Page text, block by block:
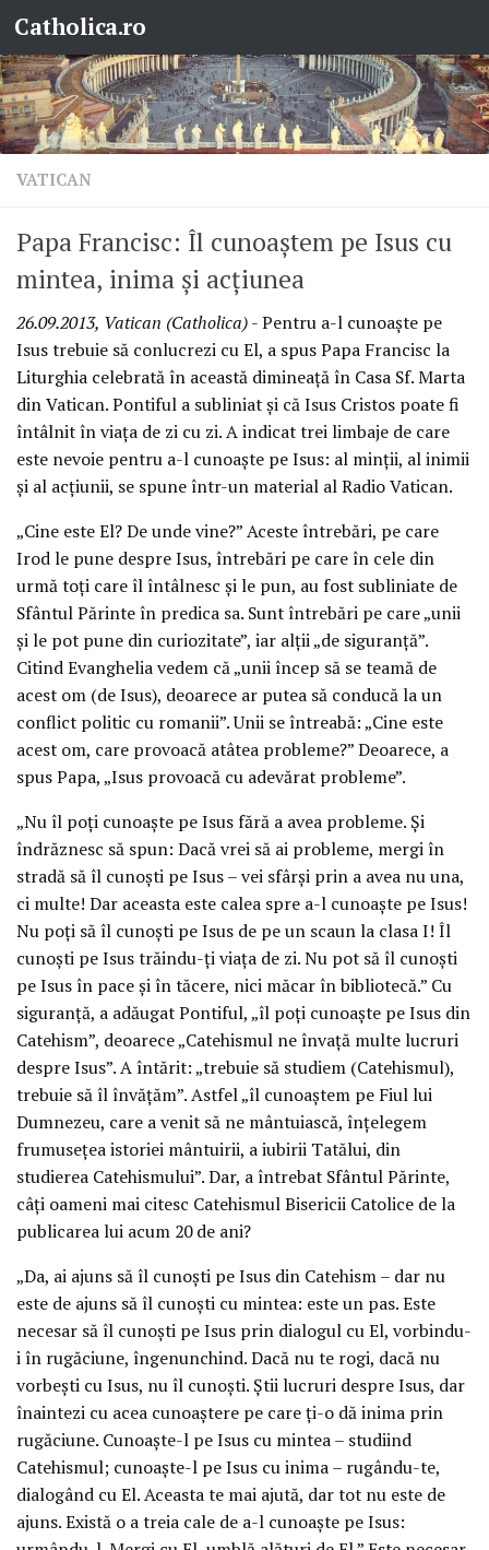
Skip to content
Catholica.ro
VATICAN
Papa Francisc: Îl cunoaştem pe Isus cu
mintea, inima şi acţiunea
26.09.2013, Vatican (Catholica)- Pentru a-l cunoaşte pe
Isus trebuie să conlucrezi cu El, a spus Papa Francisc la
Liturghia celebrată în această dimineaţă în Casa Sf. Marta
din Vatican. Pontiful a subliniat şi că Isus Cristos poate fi
întâlnit în viaţa de zi cu zi. A indicat trei limbaje de care
este nevoie pentru a-l cunoaşte pe Isus: al minţii, al inimii
şi al acţiunii, se spune într-un material al Radio Vatican.
„Cine este El? De unde vine?” Aceste întrebări, pe care
Irod le pune despre Isus, întrebări pe care în cele din
urmă toţi care îl întâlnesc şi le pun, au fost subliniate de
Sfântul Părinte în predica sa. Sunt întrebări pe care „unii
şi le pot pune din curiozitate”, iar alţii „de siguranţă”.
Citind Evanghelia vedem că „unii încep să se teamă de
acest om (de Isus), deoarece ar putea să conducă la un
conflict politic cu romanii”. Unii se întreabă: „Cine este
acest om, care provoacă atâtea probleme?” Deoarece, a
spus Papa, „Isus provoacă cu adevărat probleme”.
„Nu îl poţi cunoaşte pe Isus fără a avea probleme. Şi
îndrăznesc să spun: Dacă vrei să ai probleme, mergi în
stradă să îl cunoşti pe Isus – vei sfârşi prin a avea nu una,
ci multe! Dar aceasta este calea spre a-l cunoaşte pe Isus!
Nu poţi să îl cunoşti pe Isus de pe un scaun la clasa I! Îl
cunoşti pe Isus trăindu-ţi viaţa de zi. Nu pot să îl cunoşti
pe Isus în pace şi în tăcere, nici măcar în bibliotecă.” Cu
siguranţă, a adăugat Pontiful, „îl poţi cunoaşte pe Isus din
Catehism”, deoarece „Catehismul ne învaţă multe lucruri
despre Isus”. A întărit: „trebuie să studiem (Catehismul),
trebuie să îl învăţăm”. Astfel „îl cunoaştem pe Fiul lui
Dumnezeu, care a venit să ne mântuiască, înţelegem
frumuseţea istoriei mântuirii, a iubirii Tatălui, din
studierea Catehismului”. Dar, a întrebat Sfântul Părinte,
câţi oameni mai citesc Catehismul Bisericii Catolice de la
publicarea lui acum 20 de ani?
„Da, ai ajuns să îl cunoşti pe Isus din Catehism – dar nu
este de ajuns să îl cunoşti cu mintea: este un pas. Este
necesar să îl cunoşti pe Isus prin dialogul cu El, vorbindu-
i în rugăciune, îngenunchind. Dacă nu te rogi, dacă nu
vorbeşti cu Isus, nu îl cunoşti. Ştii lucruri despre Isus, dar
înaintezi cu acea cunoaştere pe care ţi-o dă inima prin
rugăciune. Cunoaşte-l pe Isus cu mintea – studiind
Catehismul; cunoaşte-l pe Isus cu inima – rugându-te,
dialogând cu El. Aceasta te mai ajută, dar tot nu este de
ajuns. Există o a treia cale de a-l cunoaşte pe Isus: